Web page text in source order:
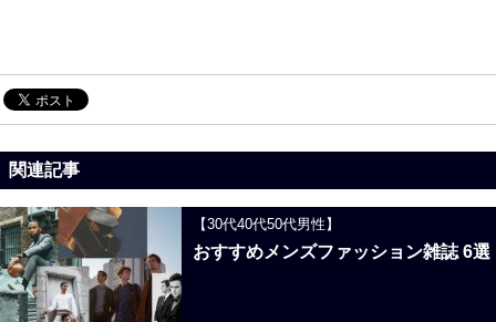
関連記事
【30代40代50代男性】
おすすめメンズファッション雑誌 6選